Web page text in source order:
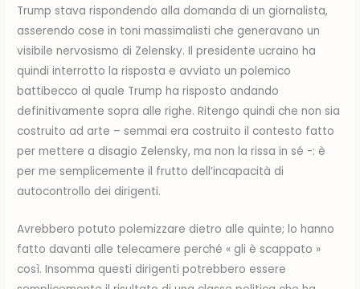
Trump stava rispondendo alla domanda di un giornalista,
asserendo cose in toni massimalisti che generavano un
visibile nervosismo di Zelensky. Il presidente ucraino ha
quindi interrotto la risposta e avviato un polemico
battibecco al quale Trump ha risposto andando
definitivamente sopra alle righe. Ritengo quindi che non sia
costruito ad arte – semmai era costruito il contesto fatto
per mettere a disagio Zelensky, ma non la rissa in sé -: è
per me semplicemente il frutto dell’incapacità di
autocontrollo dei dirigenti.
Avrebbero potuto polemizzare dietro alle quinte; lo hanno
fatto davanti alle telecamere perché « gli è scappato »
così. Insomma questi dirigenti potrebbero essere